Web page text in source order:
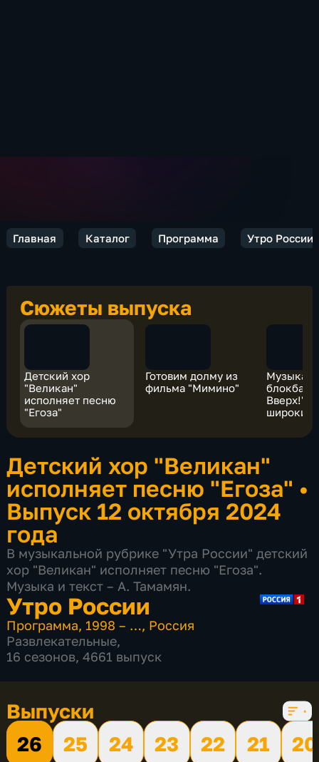
Главная Каталог Программа Утро России
Сюжеты выпуска
Детский хор
"Великан"
исполняет песню
"Егоза"
Готовим долму из
фильма "Мимино"
Вверх!"
широкий
Детский хор "Великан"
исполняет песню "Егоза" •
Выпуск 12 октября 2024
года
В музыкальной рубрике "Утра России" детский
хор "Великан" исполняет песню "Егоза".
Музыка и текст – А. Тамамян.
Утро России
Программа, 1998 – …, Россия
Развлекательные,
16 сезонов, 4661 выпуск
Выпуски
26
25 24 23 22 21
20